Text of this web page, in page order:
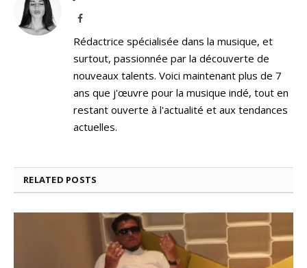
Facebook
Rédactrice spécialisée dans la musique, et
surtout, passionnée par la découverte de
nouveaux talents. Voici maintenant plus de 7
ans que j'œuvre pour la musique indé, tout en
restant ouverte à l'actualité et aux tendances
actuelles.
RELATED POSTS